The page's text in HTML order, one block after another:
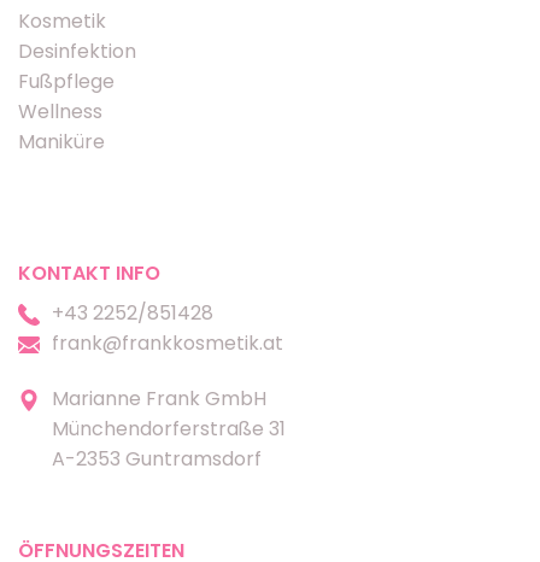
Kosmetik
Desinfektion
Fußpflege
Wellness
Maniküre
KONTAKT INFO
+43 2252/851428
frank@frankkosmetik.at
Marianne Frank GmbH
Münchendorferstraße 31
A-2353 Guntramsdorf
ÖFFNUNGSZEITEN